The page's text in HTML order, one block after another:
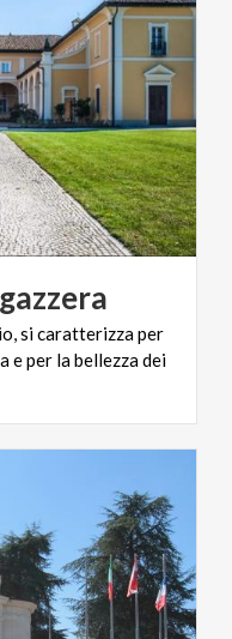
si caratterizza per
e per la bellezza dei